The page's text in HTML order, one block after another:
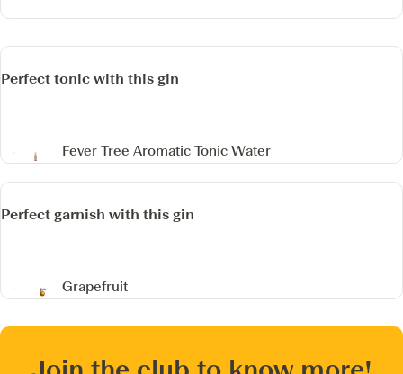
Perfect tonic with this gin
Fever Tree Aromatic Tonic Water
Perfect garnish with this gin
Grapefruit